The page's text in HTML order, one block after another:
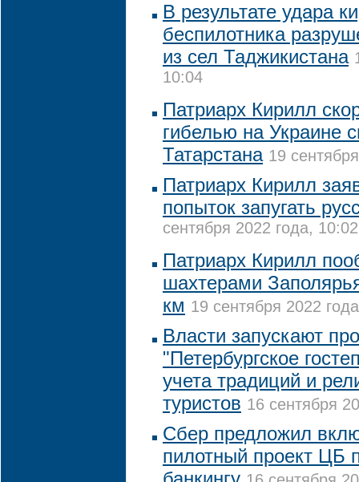
В результате удара
беспилотника
из сел Таджикистана
10:04
Патриарх Кирилл
гибелью на Украине
Татарстана 19
Патриарх Кирилл
попыток запугать
сентября 2022 года, 10:02
Патриарх Кирилл
шахтерами
км 19 сентября 2022
Власти запускают
"Петербургское
учета традиций и
туристов 16 сентября
Сбер предложил
пилотный проект ЦБ